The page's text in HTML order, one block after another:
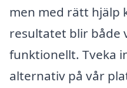
men med rätt hjälp
resultatet blir både
funktionellt. Tveka
alternativ på vår